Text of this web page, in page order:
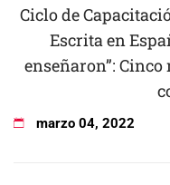
Ciclo de
Escrita en
enseñaron”:
marzo 04, 2022